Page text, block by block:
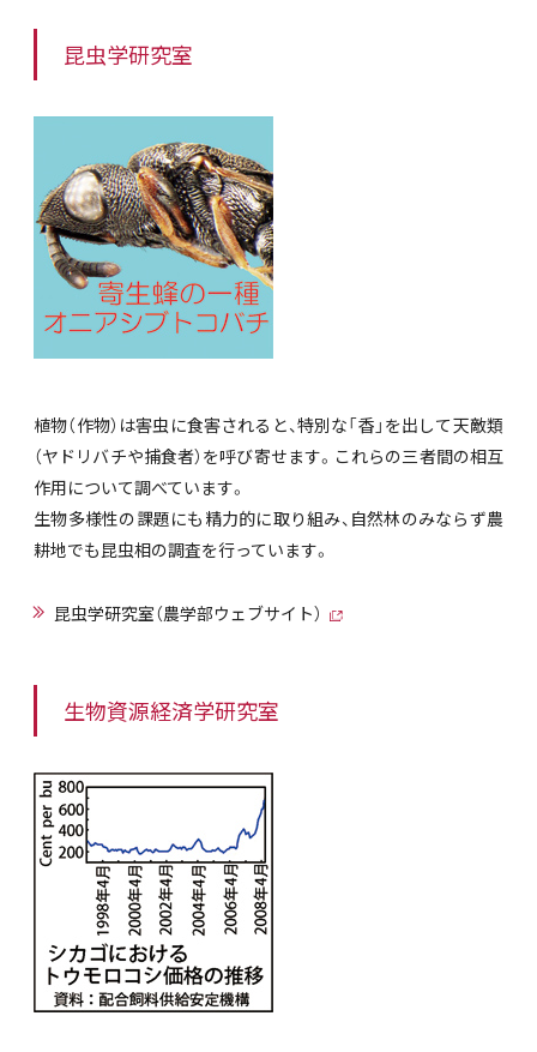
昆虫学研究室
植物（作物）は害虫に食害されると、特別な「香」を出して天敵類
（ヤドリバチや捕食者）を呼び寄せます。これらの三者間の相互
作用について調べています。
生物多様性の課題にも精力的に取り組み、自然林のみならず農
耕地でも昆虫相の調査を行っています。
昆虫学研究室（農学部ウェブサイト）
生物資源経済学研究室